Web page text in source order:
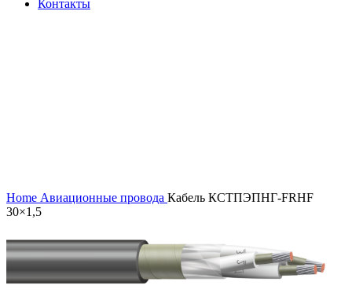
Контакты
Home Авиационные провода Кабель КСТПЭПНГ-FRHF
30×1,5